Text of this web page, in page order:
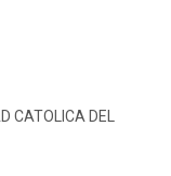
CATOLICA DEL